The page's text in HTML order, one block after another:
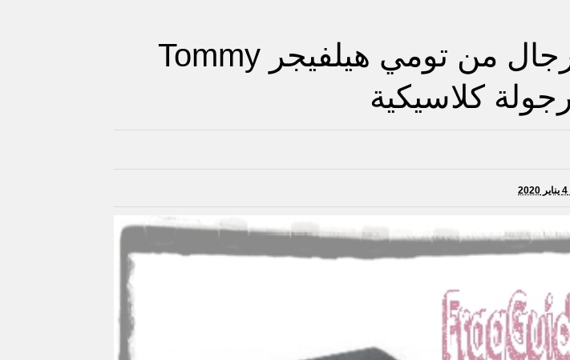
عطر T للرجال من تومي هيلفيجر Tommy